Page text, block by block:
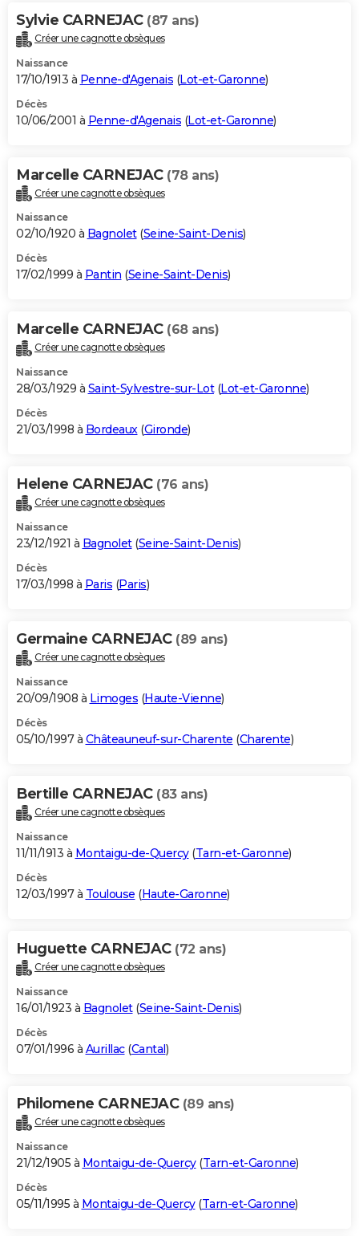
Sylvie CARNEJAC (87 ans)
Créer une cagnotte obsèques
Naissance
17/10/1913 à Penne-d'Agenais (Lot-et-Garonne)
Décès
10/06/2001 à Penne-d'Agenais (Lot-et-Garonne)
Marcelle CARNEJAC (78 ans)
Créer une cagnotte obsèques
Naissance
02/10/1920 à Bagnolet(Seine-Saint-Denis)
Décès
17/02/1999 à Pantin (Seine-Saint-Denis)
Marcelle CARNEJAC (68 ans)
Créer une cagnotte obsèques
Naissance
28/03/1929 à Saint-Sylvestre-sur-Lot(Lot-et-Garonne)
Décès
21/03/1998 à Bordeaux(Gironde)
Helene CARNEJAC (76 ans)
Créer une cagnotte obsèques
Naissance
23/12/1921 à Bagnolet(Seine-Saint-Denis)
Décès
17/03/1998 à Paris (Paris)
Germaine CARNEJAC (89 ans)
Créer une cagnotte obsèques
Naissance
20/09/1908 à Limoges (Haute-Vienne)
Décès
05/10/1997 à Châteauneuf-sur-Charente (Charente)
Bertille CARNEJAC (83 ans)
Créer une cagnotte obsèques
Naissance
11/11/1913 à Montaigu-de-Quercy(Tarn-et-Garonne)
Décès
12/03/1997 à Toulouse (Haute-Garonne)
Huguette CARNEJAC (72 ans)
Créer une cagnotte obsèques
Naissance
16/01/1923 à Bagnolet(Seine-Saint-Denis)
Décès
07/01/1996 à Aurillac(Cantal)
Philomene CARNEJAC (89 ans)
Créer une cagnotte obsèques
Naissance
21/12/1905 à Montaigu-de-Quercy(Tarn-et-Garonne)
Décès
05/11/1995 à Montaigu-de-Quercy(Tarn-et-Garonne)